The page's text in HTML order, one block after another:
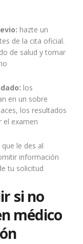
hazte un
de la cita oficial.
de salud y tomar
los
en un sobre
los resultados
el examen
le des al
información
tu solicitud
si no
médico